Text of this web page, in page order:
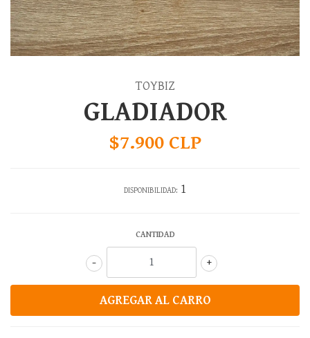
TOYBIZ
GLADIADOR
$7.900 CLP
DISPONIBILIDAD: 1
CANTIDAD
+
-